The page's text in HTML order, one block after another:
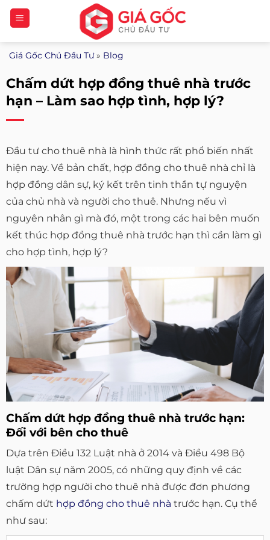
Bỏ
qua
nội
dung
Giá Gốc Chủ Đầu Tư» Blog
Chấm dứt hợp đồng thuê nhà trước
hạn – Làm sao hợp tình, hợp lý?
Đầu tư cho thuê nhà là hình thức rất phổ biến nhất
hiện nay. Về bản chất, hợp đồng cho thuê nhà chỉ là
hợp đồng dân sự, ký kết trên tinh thần tự nguyện
của chủ nhà và người cho thuê. Nhưng nếu vì
nguyên nhân gì mà đó, một trong các hai bên muốn
kết thúc hợp đồng thuê nhà trước hạn thì cần làm gì
cho hợp tình, hợp lý?
Chấm dứt hợp đồng thuê nhà trước hạn:
Đối với bên cho thuê
Dựa trên Điều 132 Luật nhà ở 2014 và Điều 498 Bộ
luật Dân sự năm 2005, có những quy định về các
trường hợp người cho thuê nhà được đơn phương
chấm dứt hợp đồng cho thuê nhà trước hạn. Cụ thể
như sau: